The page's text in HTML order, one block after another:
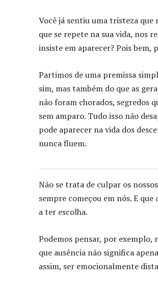
Você já sentiu uma tristeza que
que se repete na sua vida, nos
insiste em aparecer? Pois bem,
Partimos de uma premissa
sim, mas também do que as
não foram chorados, segredos
sem amparo. Tudo isso não
pode aparecer na vida dos
nunca fluem.
Não se trata de culpar os
sempre começou em nós. E
a ter escolha.
Podemos pensar, por exemplo,
que ausência não significa
assim, ser emocionalmente